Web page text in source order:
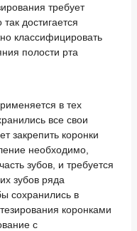
требует
достигается
классифицировать
полости рта
в тех
все свои
закрепить коронки
необходимо,
зубов, и требуется
зубов ряда
сохранились в
коронками
с